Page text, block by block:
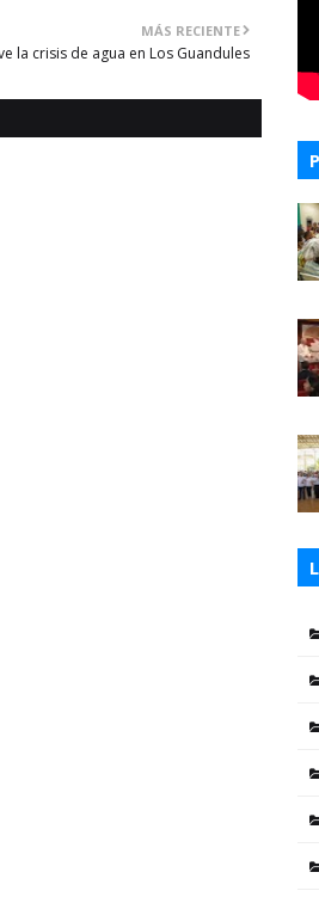
MÁS RECIENTE
la crisis de agua en Los Guandules